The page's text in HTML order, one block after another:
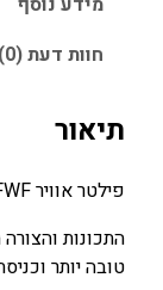
י
ה
0
0
0
ר
א
ו
י
ר
חוות דעת (0)
תיאור
פילטר אוויר FWF לקוואסקי
התכונות
טובה יותר